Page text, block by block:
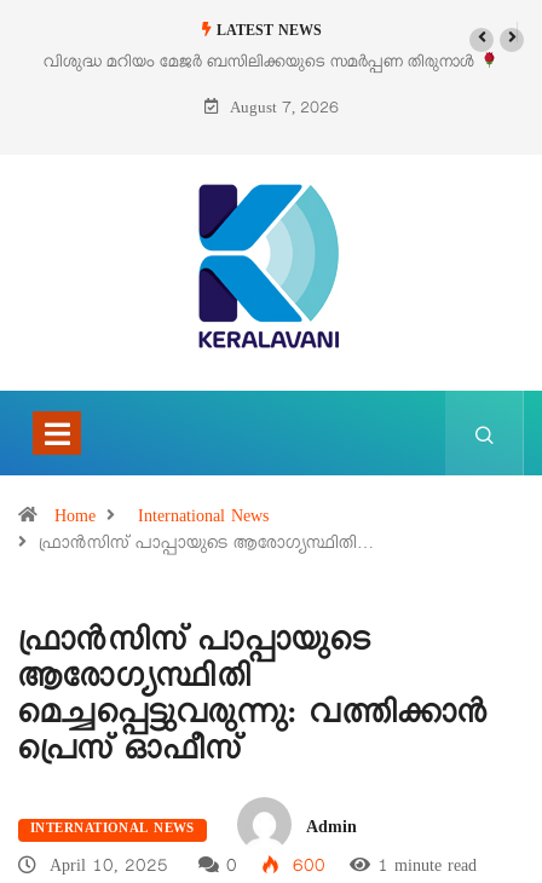
LATEST NEWS
‘പെറ്റൽസ്’ ലൈഫ് സ്റ്റൈൽ എക്സിബിഷനും സെയിലും
പെരുമാനൂരിൽ
August 7, 2026
Home
International News
ഫ്രാന്‍സിസ് പാപ്പായുടെ ആരോഗ്യസ്ഥിതി…
ഫ്രാന്‍സിസ് പാപ്പായുടെ
ആരോഗ്യസ്ഥിതി
മെച്ചപ്പെട്ടുവരുന്നു: വത്തിക്കാന്‍
പ്രെസ് ഓഫീസ്
INTERNATIONAL NEWS
Admin
April 10, 2025
0 600 1 minute read